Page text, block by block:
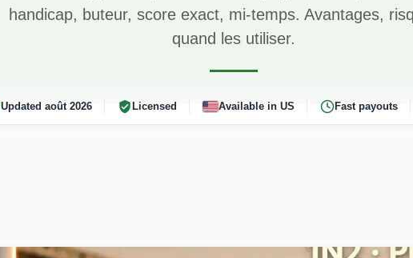
handicap, buteur, score exact, mi-temps. Avantages,
quand les utiliser.
Updated août 2026 Licensed Available in US Fast payouts